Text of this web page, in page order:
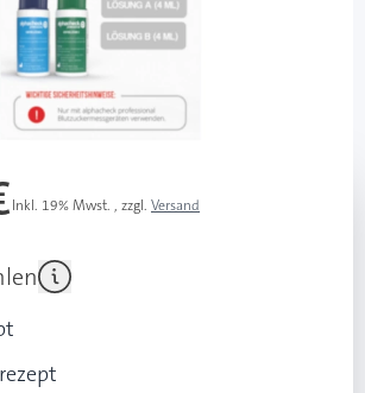
Kat.-Nr.111476
Inkl. 19% Mwst. , zzgl. Versand